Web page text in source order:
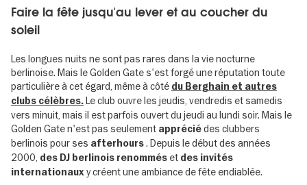
Faire la fête jusqu'au lever et au coucher du
soleil
Les longues nuits ne sont pas rares dans la vie nocturne
berlinoise. Mais le Golden Gate s'est forgé une réputation toute
particulière à cet égard, même à côté du Berghain et autres
clubs célèbres.Le club ouvre les jeudis, vendredis et samedis
vers minuit, mais il est parfois ouvert du jeudi au lundi soir. Mais le
Golden Gate n'est pas seulement appréciédes clubbers
berlinois pour ses afterhours. Depuis le début des années
2000, des DJ berlinois renommés et des invités
internationauxy créent une ambiance de fête endiablée.